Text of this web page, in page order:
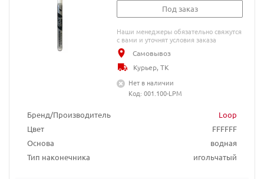
Бренд/Производитель
Loop
Цвет
FFFFFF
Основа
водная
Тип наконечника
игольчатый
Под заказ
Наши менеджеры обязательно свяжутся
с вами и уточнят условия заказа
Самовывоз
Курьер, ТК
Нет в наличии
Код: 001.100-LPM